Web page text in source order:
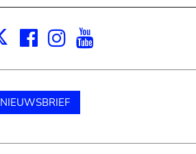
X Facebook
Instagram
NIEUWSBRIEF